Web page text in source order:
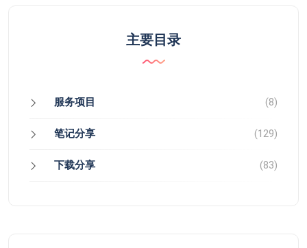
主要目录
服务项目 (8)
笔记分享 (129)
下载分享 (83)